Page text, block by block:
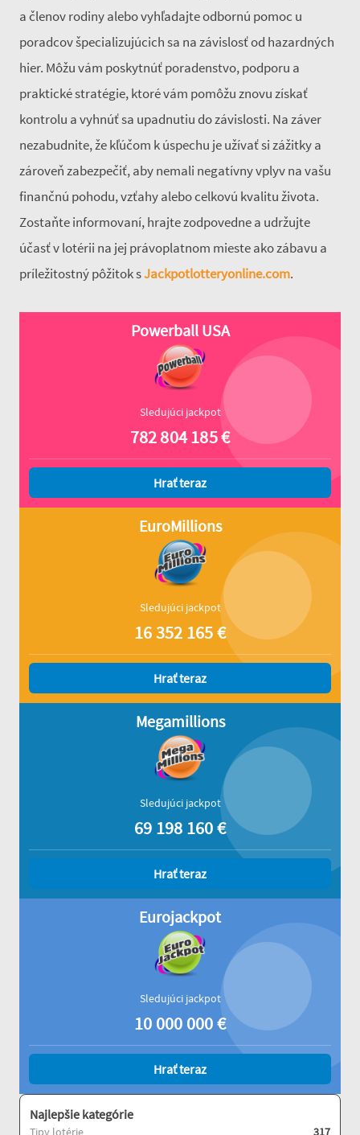
a členov rodiny alebo vyhľadajte odbornú pomoc u
poradcov špecializujúcich sa na závislosť od hazardných
hier. Môžu vám poskytnúť poradenstvo, podporu a
praktické stratégie, ktoré vám pomôžu znovu získať
kontrolu a vyhnúť sa upadnutiu do závislosti. Na záver
nezabudnite, že kľúčom k úspechu je užívať si zážitky a
zároveň zabezpečiť, aby nemali negatívny vplyv na vašu
finančnú pohodu, vzťahy alebo celkovú kvalitu života.
Zostaňte informovaní, hrajte zodpovedne a udržujte
účasť v lotérii na jej právoplatnom mieste ako zábavu a
príležitostný pôžitok sJackpotlotteryonline.com.
Powerball USA
Sledujúci jackpot
782 804 185€
Hrať teraz
EuroMillions
Sledujúci jackpot
16 352 165€
Hrať teraz
Megamillions
Sledujúci jackpot
69 198 160€
Hrať teraz
Eurojackpot
Sledujúci jackpot
10 000 000€
Hrať teraz
Najlepšie kategórie
Tipy lotérie 317